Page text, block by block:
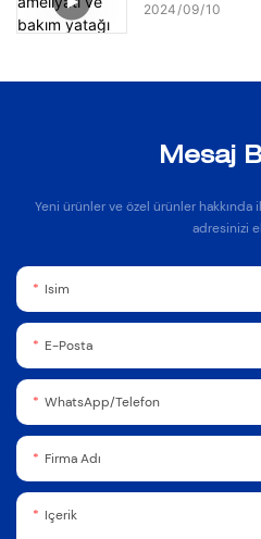
2024 09 10
Mesaj
Yeni ürünler ve özel ürünler
adresinizi
Isim
E-Posta
WhatsApp/Telefon
Firma Adı
Içerik